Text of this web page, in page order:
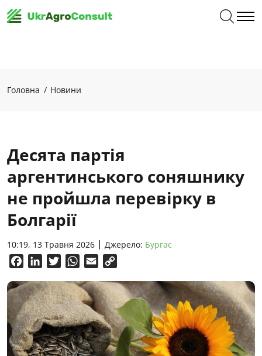
Головна Новини
Десята партія
аргентинського соняшнику
не пройшла перевірку в
Болгарії
10:19, 13 Травня 2026 Джерело: Бургас
FacebookLinkedInTwitterWhatsApp
Email